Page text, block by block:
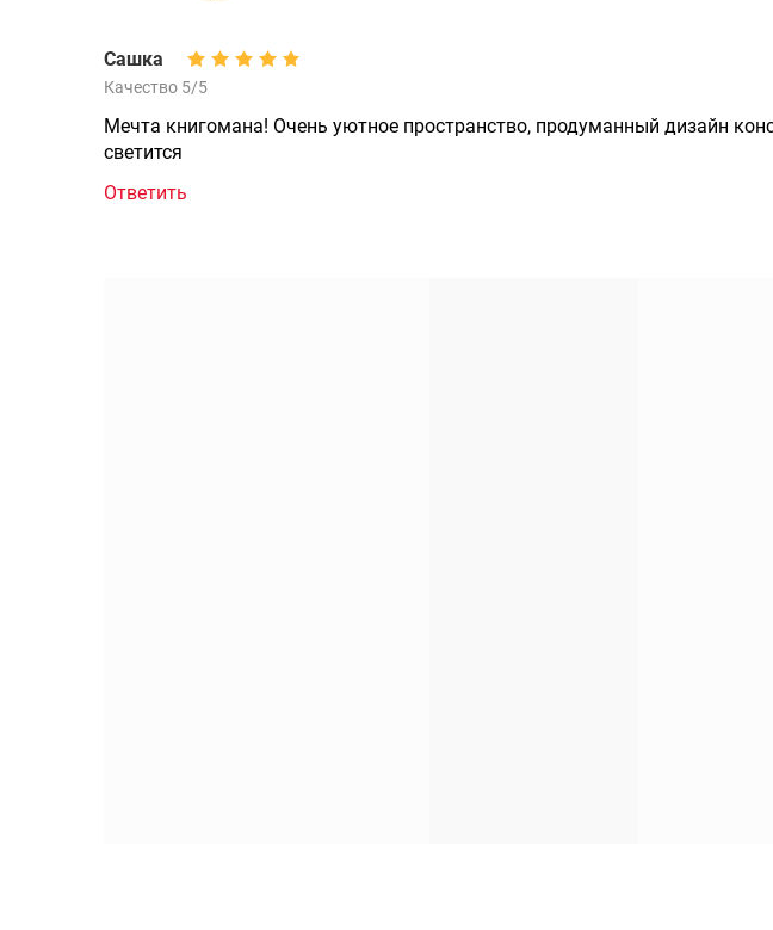
Сашка
Качество 5/5
Мечта книгомана! Очень уютное пространство, продуманный дизайн
светится
Ответить